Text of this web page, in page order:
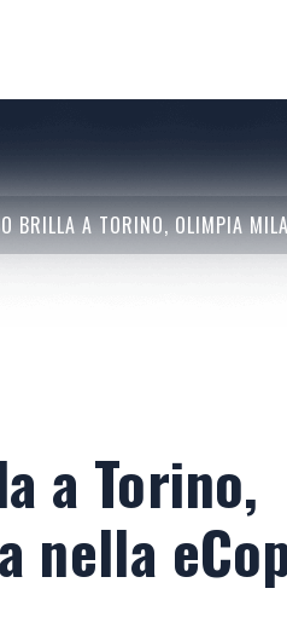
BRILLA A TORINO, OLIMPIA
a Torino,
nella